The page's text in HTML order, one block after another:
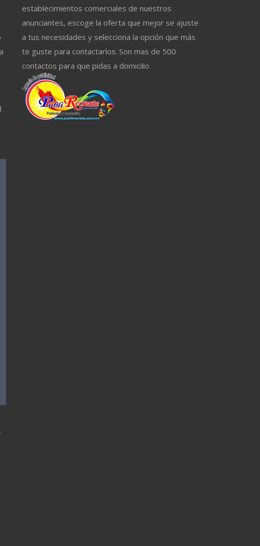
establecimientos comerciales de nuestros
anunciantes, escoge la oferta que mejor se ajuste
a tus necesidades y selecciona la opción que más
te guste para contactarlos. Son mas de 500
contactos para que pidas a domicilio